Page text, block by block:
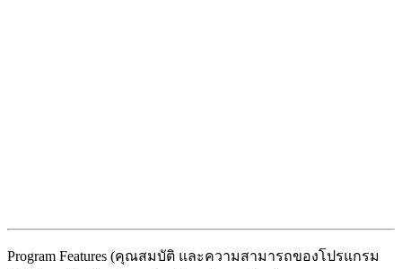
Program Features (คุณสมบัติ และความสามารถของโปรแกรม